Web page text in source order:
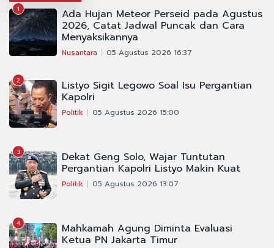
1 Ada Hujan Meteor Perseid pada Agustus
2026, Catat Jadwal Puncak dan Cara
Menyaksikannya
Nusantara 05 Agustus 2026 16:37
2 Listyo Sigit Legowo Soal Isu Pergantian
Kapolri
Politik 05 Agustus 2026 15:00
3 Dekat Geng Solo, Wajar Tuntutan
Pergantian Kapolri Listyo Makin Kuat
Politik 05 Agustus 2026 13:07
4 Mahkamah Agung Diminta Evaluasi
Ketua PN Jakarta Timur